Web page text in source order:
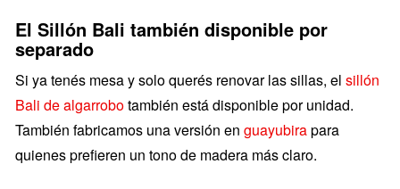
El Sillón Bali también disponible por
separado
Si ya tenés mesa y solo querés renovar las sillas, el sillón
Bali de algarrobotambién está disponible por unidad.
También fabricamos una versión en guayubirapara
quienes prefieren un tono de madera más claro.